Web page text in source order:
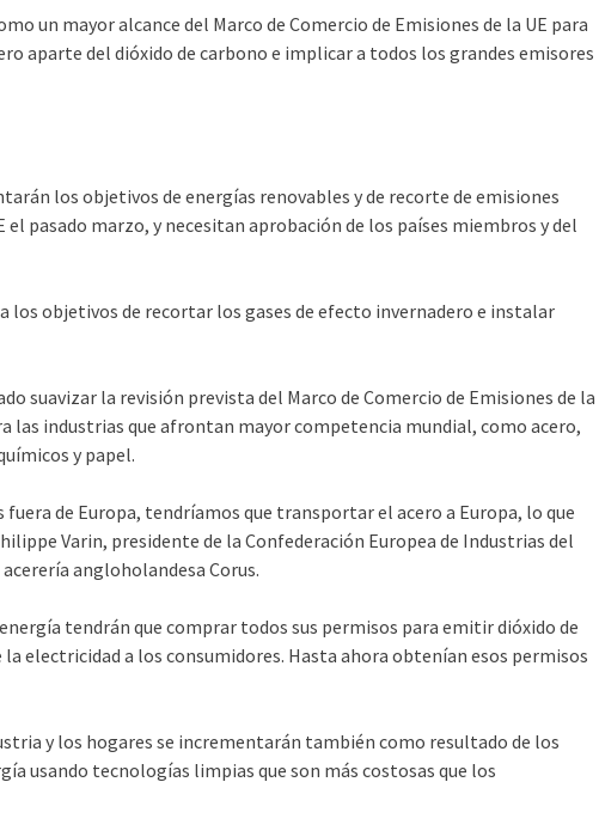
un mayor alcance del Marco de Comercio de Emisiones de la UE para
aparte del dióxido de carbono e implicar a todos los grandes emisores
los objetivos de energías renovables y de recorte de emisiones
pasado marzo, y necesitan aprobación de los países miembros y del
los objetivos de recortar los gases de efecto invernadero e instalar
suavizar la revisión prevista del Marco de Comercio de Emisiones de la
las industrias que afrontan mayor competencia mundial, como acero,
y papel.
de Europa, tendríamos que transportar el acero a Europa, lo que
Varin, presidente de la Confederación Europea de Industrias del
angloholandesa Corus.
tendrán que comprar todos sus permisos para emitir dióxido de
electricidad a los consumidores. Hasta ahora obtenían esos permisos
y los hogares se incrementarán también como resultado de los
usando tecnologías limpias que son más costosas que los